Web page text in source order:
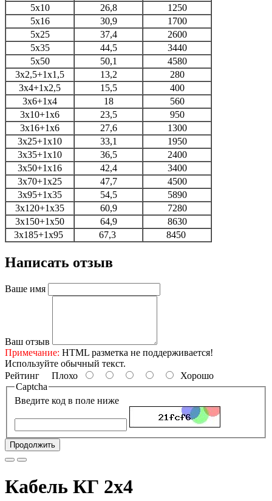
5х10
26,8
1250
5х16
30,9
1700
5х25
37,4
2600
5х35
44,5
3440
5х50
50,1
4580
3х2,5+1х1,5
13,2
280
3х4+1х2,5
15,5
400
3х6+1х4
18
560
3х10+1х6
23,5
950
3х16+1х6
27,6
1300
3х25+1х10
33,1
1950
3х35+1х10
36,5
2400
3х50+1х16
42,4
3400
3х70+1х25
47,7
4500
3х95+1х35
54,5
5890
3х120+1х35
60,9
7280
3х150+1х50
64,9
8630
3х185+1х95
67,3 8450
Написать отзыв
Ваше имя
Ваш отзыв
Примечание: HTML разметка не поддерживается!
Используйте обычный текст.
Рейтинг Плохо
Хорошо
Captcha
Введите код в поле ниже
Продолжить
Кабель КГ 2х4